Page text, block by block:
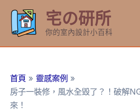
要
宅の研所
你的室內設計小百科
首頁
靈感案例
房子一裝修，風水全毀了？！破解
來！